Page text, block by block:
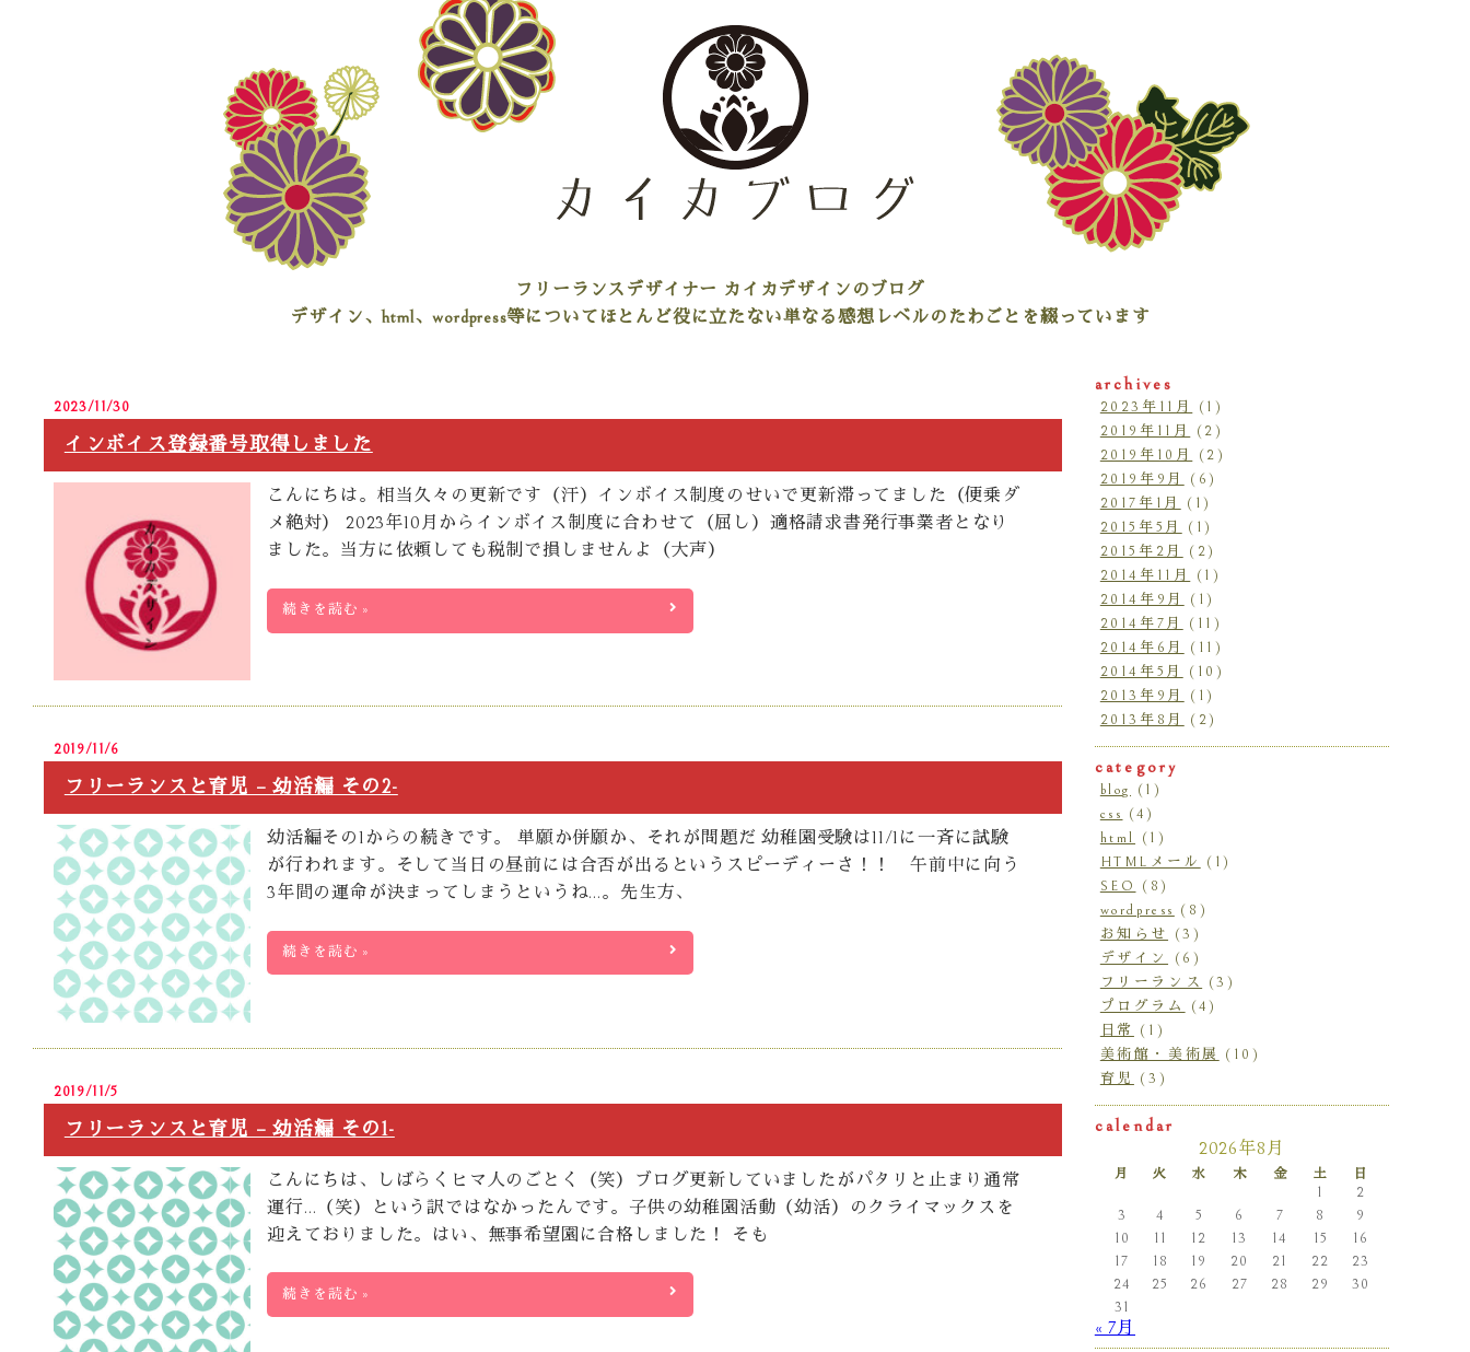
フリーランスデザイナー カイカデザインのブログ
デザイン、html、wordpress等についてほとんど役に立たない単なる感想レベルのたわごとを綴っています
2023/11/30
インボイス登録番号取得しました
こんにちは。相当久々の更新です（汗）インボイス制度のせいで更新滞ってました（便乗ダ
メ絶対） 2023年10月からインボイス制度に合わせて（屈し）適格請求書発行事業者となり
ました。当方に依頼しても税制で損しませんよ（大声）
続きを読む »
2019/11/6
フリーランスと育児 – 幼活編 その2-
幼活編その1からの続きです。 単願か併願か、それが問題だ 幼稚園受験は11/1に一斉に試験
が行われます。そして当日の昼前には合否が出るというスピーディーさ！！ 午前中に向う
3年間の運命が決まってしまうというね…。先生方、
続きを読む »
2019/11/5
フリーランスと育児 – 幼活編 その1-
こんにちは、しばらくヒマ人のごとく（笑）ブログ更新していましたがパタリと止まり通常
運行…（笑）という訳ではなかったんです。子供の幼稚園活動（幼活）のクライマックスを
迎えておりました。はい、無事希望園に合格しました！ そも
続きを読む »
archives
2023年11月
(1)
2019年11月
(2)
2019年10月
(2)
2019年9月
(6)
2017年1月
(1)
2015年5月
(1)
2015年2月
(2)
2014年11月
(1)
2014年9月
(1)
2014年7月
(11)
2014年6月
(11)
2014年5月
(10)
2013年9月
(1)
2013年8月
(2)
category
blog
(1)
css (4)
html
(1)
HTMLメール
(1)
SEO
(8)
wordpress (8)
お知らせ
(3)
デザイン
(6)
フリーランス
(3)
プログラム
(4)
日常 (1)
美術館・美術展
(10)
育児
(3)
calendar
2026年8月
月 火 水 木 金 土 日
1
2
3
4 5 6 7 8
9
10
11 12 13 14 15
16
17
18 19 20 21 22
23
24
25 26 27 28 29
30
31
« 7月